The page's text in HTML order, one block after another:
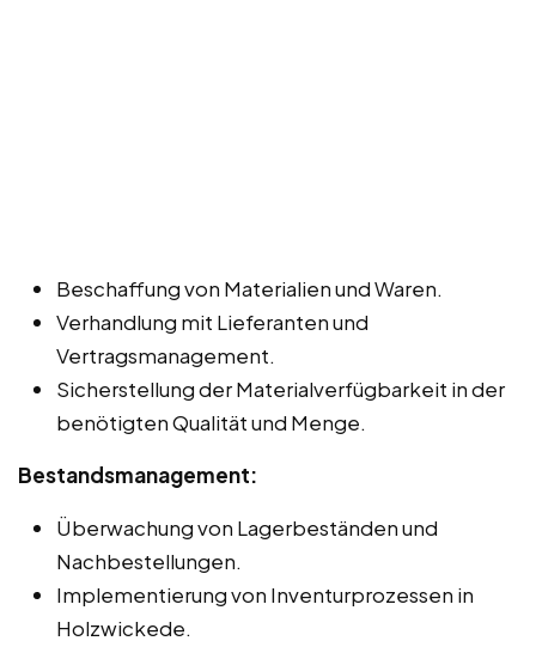
Beschaffung von Materialien und Waren.
Verhandlung mit Lieferanten und
Vertragsmanagement.
Sicherstellung der Materialverfügbarkeit in der
benötigten Qualität und Menge.
Bestandsmanagement:
Überwachung von Lagerbeständen und
Nachbestellungen.
Implementierung von Inventurprozessen in
Holzwickede.